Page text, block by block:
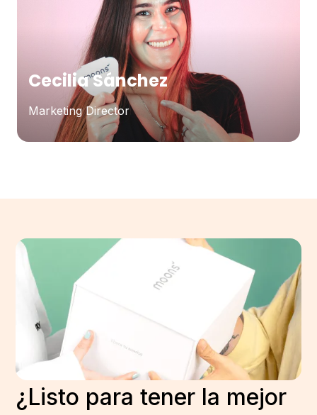
Cecilia Sánchez
Marketing Director
¿Listo para tener la mejor